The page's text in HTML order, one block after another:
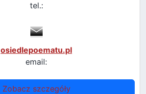
tel.:
osiedlepoematu.pl
email:
Zobacz szczegóły